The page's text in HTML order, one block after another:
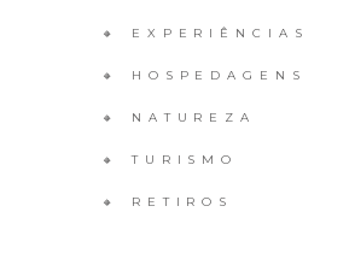
🔸 EXPERIÊNCIAS
🔸 HOSPEDAGENS
🔸 NATUREZA
🔸 TURISMO
🔸 RETIROS